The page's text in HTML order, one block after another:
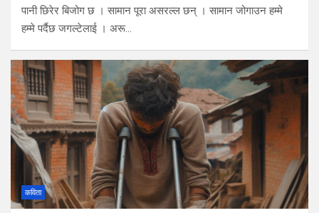
पानी छिरेर बिजोग छ । सामान पूरा असरल्ल छन् । सामान जोगाउन हम्मे
हम्मे पर्दैछ जगल्टेलाई । अरू…
कविता